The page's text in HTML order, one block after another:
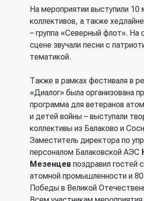
На мероприятии выступили 10
коллективов, а также
– группа «Северный флот». На
сцене звучали песни с
тематикой.
Также в рамках фестиваля в
«Диалог» была организована
программа для ветеранов
и детей войны – выступали
коллективы из Балаково и
Заместитель директора по
персоналом Балаковской АЭС
Мезенцев поздравил гостей
атомной промышленности и
Победы в Великой